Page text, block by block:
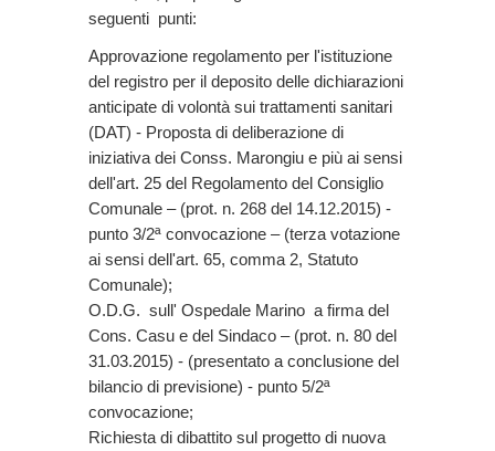
seguenti punti:
Approvazione regolamento per l'istituzione
del registro per il deposito delle dichiarazioni
anticipate di volontà sui trattamenti sanitari
(DAT) - Proposta di deliberazione di
iniziativa dei Conss. Marongiu e più ai sensi
dell'art. 25 del Regolamento del Consiglio
Comunale – (prot. n. 268 del 14.12.2015) -
punto 3/2ª convocazione – (terza votazione
ai sensi dell'art. 65, comma 2, Statuto
Comunale);
O.D.G. sull' Ospedale Marino a firma del
Cons. Casu e del Sindaco – (prot. n. 80 del
31.03.2015) - (presentato a conclusione del
bilancio di previsione) - punto 5/2ª
convocazione;
Richiesta di dibattito sul progetto di nuova